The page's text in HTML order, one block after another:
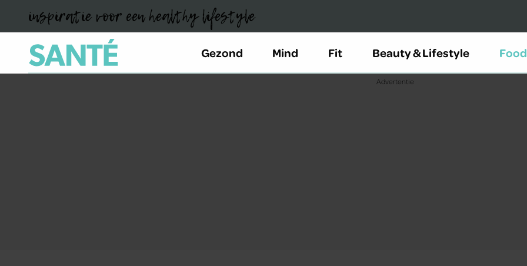
inspiratie voor een healthy lifestyle
Gezond Mind Fit Beauty & Lifestyle Food